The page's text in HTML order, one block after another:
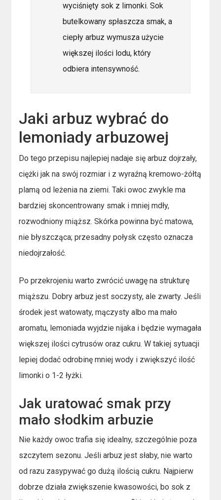
wyciśnięty sok z limonki. Sok
butelkowany spłaszcza smak, a
ciepły arbuz wymusza użycie
większej ilości lodu, który
odbiera intensywność.
Jaki arbuz wybrać do
lemoniady arbuzowej
Do tego przepisu najlepiej nadaje się arbuz dojrzały,
ciężki jak na swój rozmiar i z wyraźną kremowo-żółtą
plamą od leżenia na ziemi. Taki owoc zwykle ma
bardziej skoncentrowany smak i mniej mdły,
rozwodniony miąższ. Skórka powinna być matowa,
nie błyszcząca; przesadny połysk często oznacza
niedojrzałość.
Po przekrojeniu warto zwrócić uwagę na strukturę
miąższu. Dobry arbuz jest soczysty, ale zwarty. Jeśli
środek jest watowaty, mączysty albo ma mało
aromatu, lemoniada wyjdzie nijaka i będzie wymagała
większej ilości cytrusów oraz cukru. W takiej sytuacji
lepiej dodać odrobinę mniej wody i zwiększyć ilość
limonki o 1-2 łyżki.
Jak uratować smak przy
mało słodkim arbuzie
Nie każdy owoc trafia się idealny, szczególnie poza
szczytem sezonu. Jeśli arbuz jest słaby, nie warto
od razu zasypywać go dużą ilością cukru. Najpierw
dobrze działa zwiększenie kwasowości, bo sok z